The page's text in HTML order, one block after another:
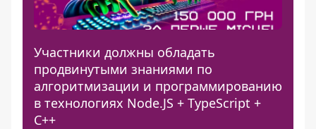
Участники должны обладать
продвинутыми знаниями по
алгоритмизации и программированию
в технологиях Node.JS + TypeScript +
C++